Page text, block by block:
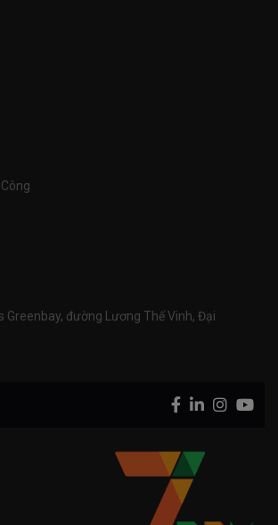
Greenbay, đường Lương Thế Vinh, Đại